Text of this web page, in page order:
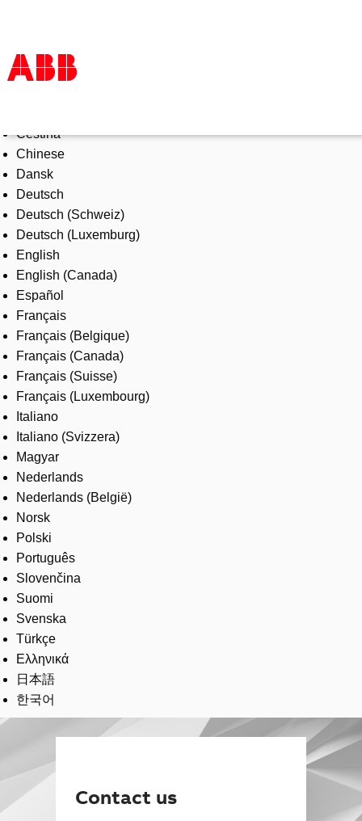
Products & Solutions
Industries
Services
About us
Where to buy
Contact us
Careers
Čeština
Chinese
Dansk
Deutsch
Deutsch (Schweiz)
Deutsch (Luxemburg)
English
English (Canada)
Español
Français
Français (Belgique)
Français (Canada)
Français (Suisse)
Français (Luxembourg)
Italiano
Italiano (Svizzera)
Magyar
Nederlands
Nederlands (België)
Norsk
Polski
Português
Slovenčina
Suomi
Svenska
Türkçe
Ελληνικά
日本語
한국어
Contact us